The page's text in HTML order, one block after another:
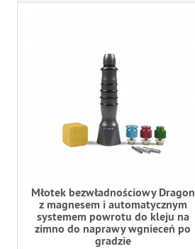
Młotek bezwładnościowy Dragon
z magnesem i automatycznym
systemem powrotu do kleju na
zimno do naprawy wgnieceń po
gradzie